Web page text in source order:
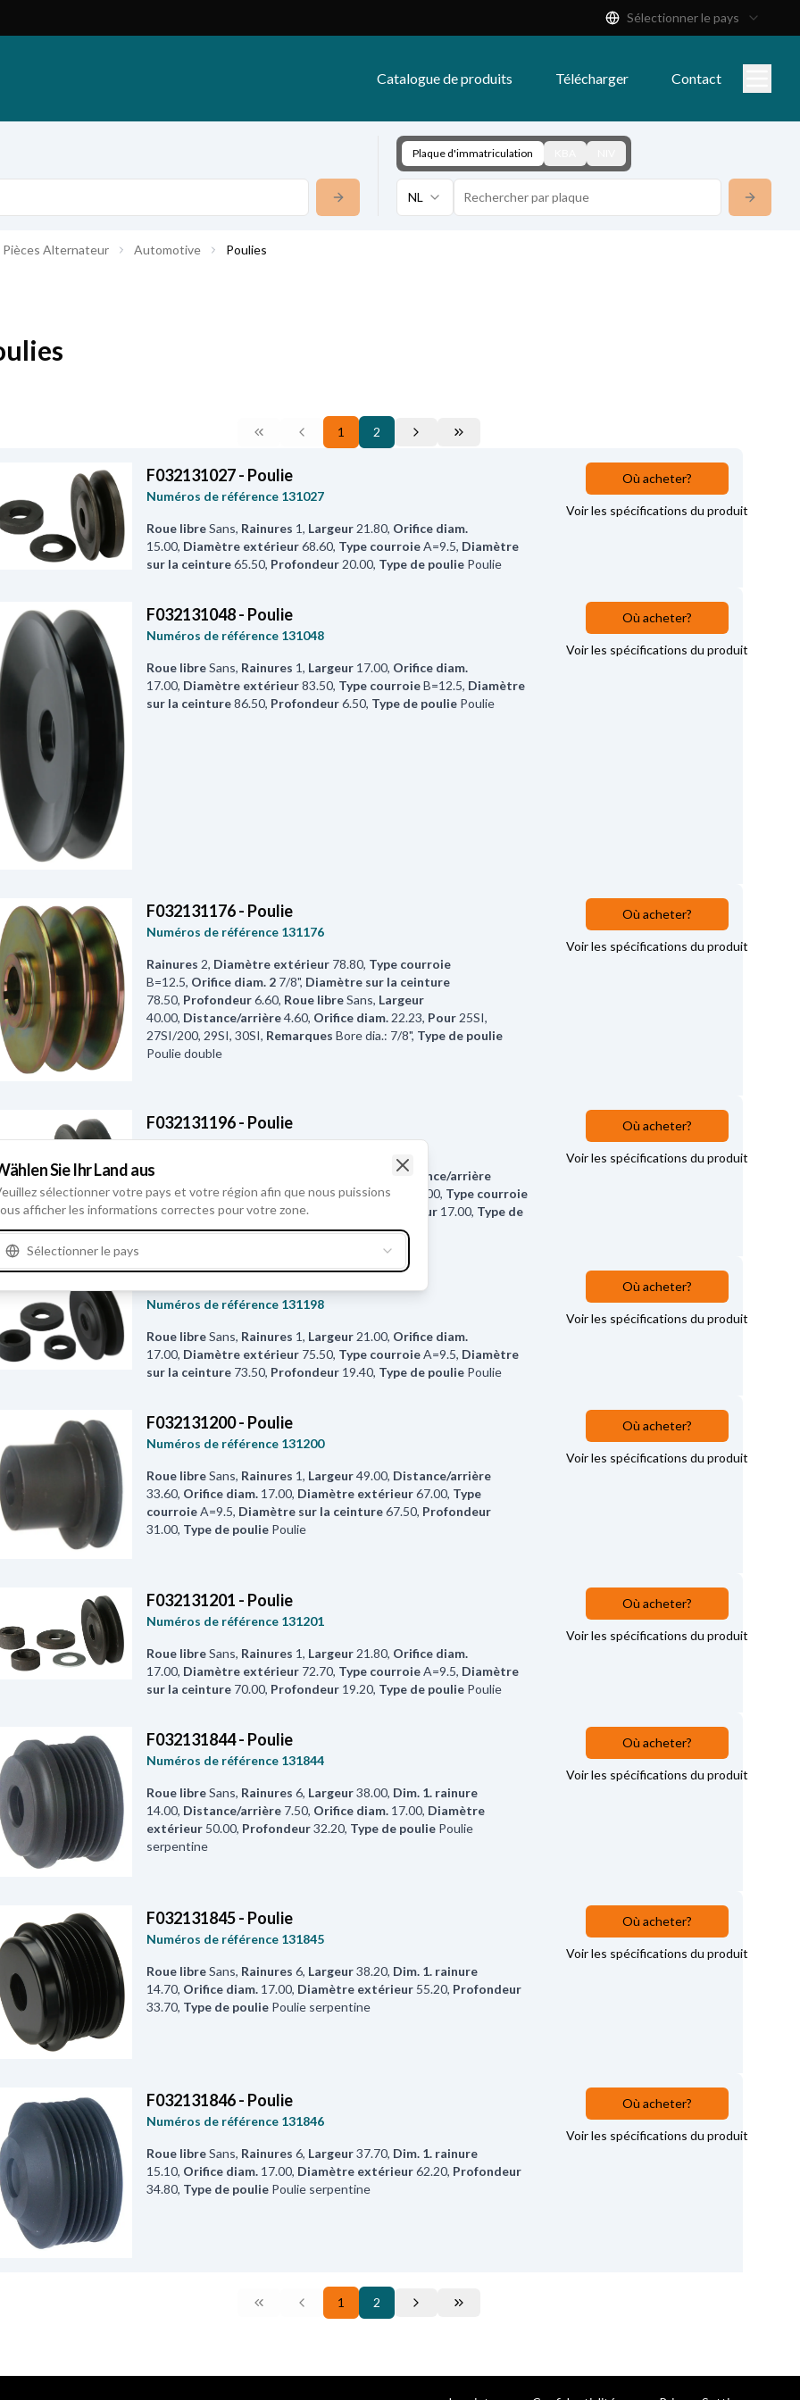
Sélectionner le pays
Catalogue de produits Télécharger Contact
Plaque d'immatriculation
NL
Pièces Alternateur Automotive Poulies
1 2
F032131027 - Poulie
Numéros de référence 131027
Roue libreSans, Rainures 1, Largeur 21.80, Orifice diam.
15.00, Diamètre extérieur68.60, Type courroieA=9.5, Diamètre
sur la ceinture65.50, Profondeur 20.00, Type de poulie Poulie
Où acheter?
Voir les spécifications du produit
F032131048 - Poulie
Numéros de référence 131048
Roue libreSans, Rainures 1, Largeur 17.00, Orifice diam.
17.00, Diamètre extérieur83.50, Type courroieB=12.5, Diamètre
sur la ceinture86.50, Profondeur6.50, Type de poulie Poulie
Où acheter?
Voir les spécifications du produit
F032131176 - Poulie
Numéros de référence 131176
Rainures 2, Diamètre extérieur 78.80, Type courroie
B=12.5, Orifice diam. 2 7/8", Diamètre sur la ceinture
78.50, Profondeur6.60, Roue libreSans, Largeur
40.00, Distance/arrière4.60, Orifice diam. 22.23, Pour 25SI,
27SI/200, 29SI, 30SI, Remarques Bore dia.: 7/8", Type de poulie
Poulie double
Où acheter?
Voir les spécifications du produit
F032131196 - Poulie
Numéros de référence131196
Roue libre
Distance/arrière
0.60 ,Orifice diam. 17.00,Diamètre extérieur 68.00, Type courroie
A=9.5,Diamètre sur la ceinture Profondeur 17.00, Type de
pouliePoulie
Où acheter?
Voir les spécifications du produit
Numéros de référence 131198
Roue libreSans, Rainures 1, Largeur 21.00, Orifice diam.
17.00, Diamètre extérieur 75.50, Type courroieA=9.5, Diamètre
sur la ceinture 73.50, Profondeur 19.40, Type de poulie Poulie
Où acheter?
Voir les spécifications du produit
F032131200 - Poulie
Numéros de référence 131200
Roue libreSans, Rainures 1, Largeur49.00, Distance/arrière
33.60, Orifice diam. 17.00, Diamètre extérieur67.00, Type
courroieA=9.5, Diamètre sur la ceinture67.50, Profondeur
31.00, Type de poulie Poulie
Où acheter?
Voir les spécifications du produit
F032131201 - Poulie
Numéros de référence 131201
Roue libreSans, Rainures 1, Largeur 21.80, Orifice diam.
17.00, Diamètre extérieur 72.70, Type courroieA=9.5, Diamètre
sur la ceinture 70.00, Profondeur 19.20, Type de poulie Poulie
Où acheter?
Voir les spécifications du produit
F032131844 - Poulie
Numéros de référence 131844
Roue libreSans, Rainures 6, Largeur38.00, Dim. 1. rainure
14.00, Distance/arrière 7.50, Orifice diam. 17.00, Diamètre
extérieur 50.00, Profondeur32.20, Type de poulie Poulie
serpentine
Où acheter?
Voir les spécifications du produit
F032131845 - Poulie
Numéros de référence 131845
Roue libreSans, Rainures 6, Largeur38.20, Dim. 1. rainure
14.70, Orifice diam. 17.00, Diamètre extérieur 55.20, Profondeur
33.70, Type de poulie Poulie serpentine
Où acheter?
Voir les spécifications du produit
F032131846 - Poulie
Numéros de référence 131846
Roue libreSans, Rainures 6, Largeur37.70, Dim. 1. rainure
15.10, Orifice diam. 17.00, Diamètre extérieur62.20, Profondeur
34.80, Type de poulie Poulie serpentine
Où acheter?
Voir les spécifications du produit
1 2
Sie Ihr Land aus
sélectionner votre pays et votre région afin que nous puissions
afficher les informations correctes pour votre zone.
Sélectionner le pays
Close